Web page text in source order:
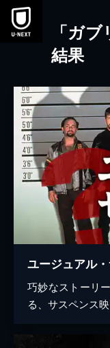
本文へスキップ
「ガ
結果
ユージュアル
巧妙なストーリ
る、サスペンス